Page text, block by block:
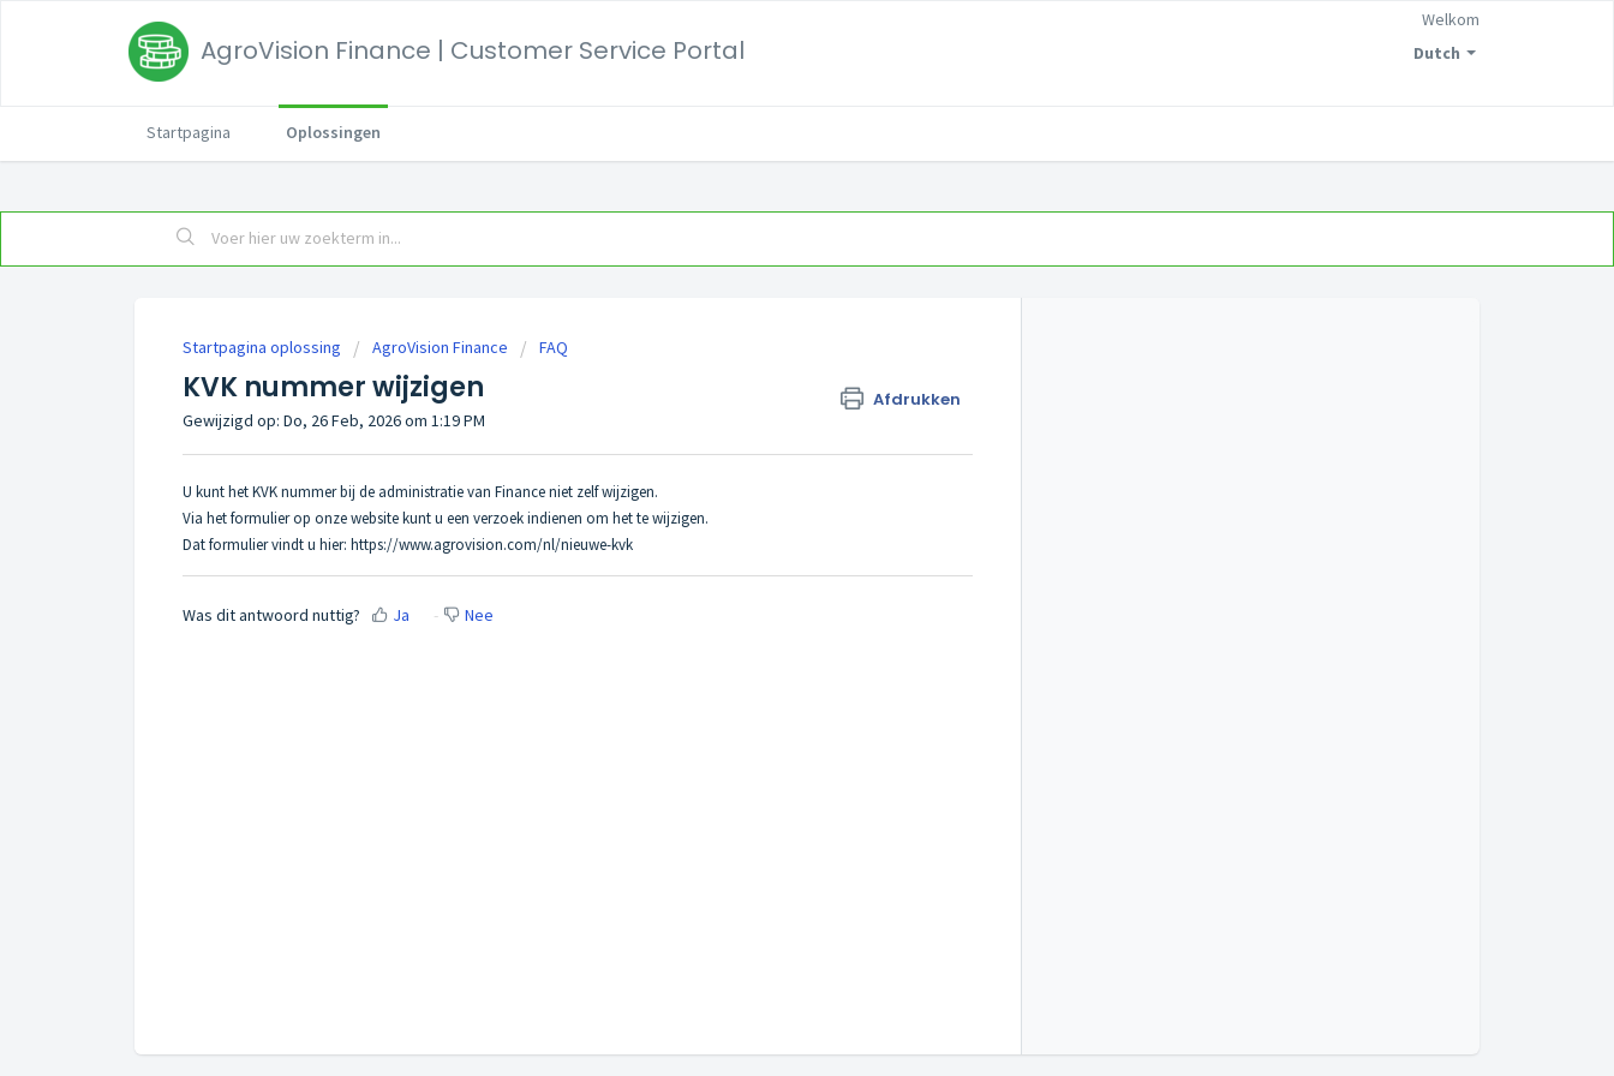
AgroVision Finance | Customer Service Portal Dutch
Welkom
Startpagina Oplossingen
Startpagina oplossing AgroVision Finance FAQ
KVK nummer wijzigen Afdrukken
Gewijzigd op: Do, 26 Feb, 2026 om 1:19 PM
U kunt het KVK nummer bij de administratie van Finance niet zelf wijzigen.
Via het formulier op onze website kunt u een verzoek indienen om het te wijzigen.
Dat formulier vindt u hier: https://www.agrovision.com/nl/nieuwe-kvk
Was dit antwoord nuttig? Ja Nee